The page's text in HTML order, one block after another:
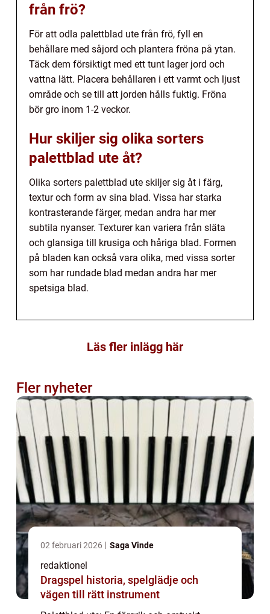
från frö?
För att odla palettblad ute från frö, fyll en
behållare med såjord och plantera fröna på ytan.
Täck dem försiktigt med ett tunt lager jord och
vattna lätt. Placera behållaren i ett varmt och ljust
område och se till att jorden hålls fuktig. Fröna
bör gro inom 1-2 veckor.
Hur skiljer sig olika sorters
palettblad ute åt?
Olika sorters palettblad ute skiljer sig åt i färg,
textur och form av sina blad. Vissa har starka
kontrasterande färger, medan andra har mer
subtila nyanser. Texturer kan variera från släta
och glansiga till krusiga och håriga blad. Formen
på bladen kan också vara olika, med vissa sorter
som har rundade blad medan andra har mer
spetsiga blad.
Läs fler inlägg här
Fler nyheter
02 februari 2026 Saga Vinde
redaktionel
Dragspel historia, spelglädje och
vägen till rätt instrument